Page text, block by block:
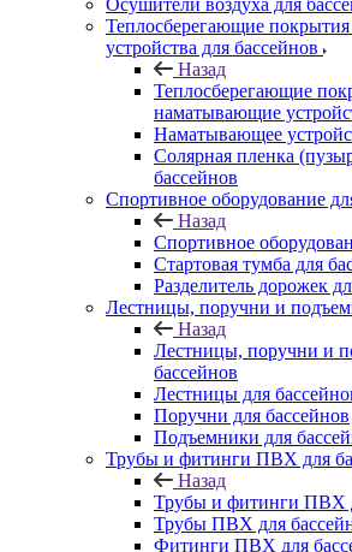
Осушители воздуха для
Теплосберегающие
устройства для бассейнов
Назад
Теплосберегающие
наматывающие
Наматывающее
Солярная пленка
бассейнов
Спортивное оборудование
Назад
Спортивное
Стартовая тумба для
Разделитель дорожек
Лестницы, поручни и
Назад
Лестницы, поручни и
бассейнов
Лестницы для
Поручни для бассейнов
Подъемники для
Трубы и фитинги ПВХ для
Назад
Трубы и фитинги ПВХ
Трубы ПВХ для
Фитинги ПВХ для